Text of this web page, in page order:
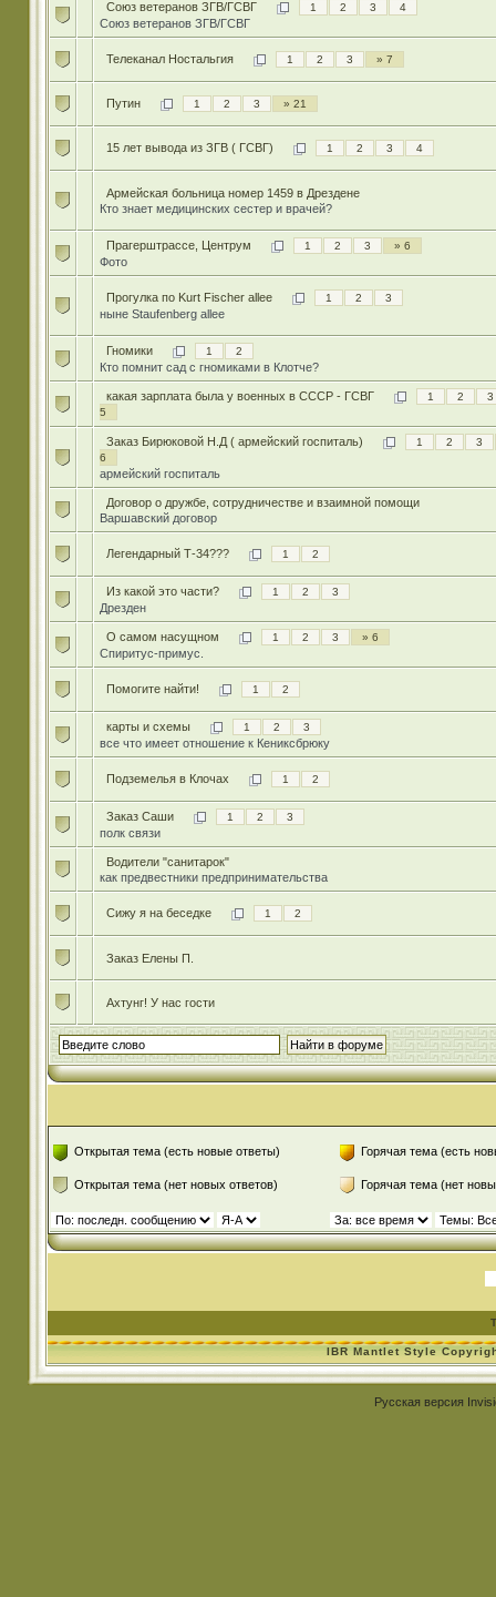
Союз ветеранов ЗГВ/ГСВГ 1 2 3 4
Союз ветеранов ЗГВ/ГСВГ
Телеканал Ностальгия 1 2 3 » 7
Путин 1 2 3 » 21
15 лет вывода из ЗГВ ( ГСВГ) 1 2 3 4
Армейская больница номер 1459 в Дрездене
Кто знает медицинских сестер и врачей?
Прагерштрассе, Центрум 1 2 3 » 6
Фото
Прогулка по Kurt Fischer allee 1 2 3
ныне Staufenberg allee
Гномики 1 2
Кто помнит сад с гномиками в Клотче?
какая зарплата была у военных в СССР - ГСВГ 1 2
3
5
Заказ Бирюковой Н.Д ( армейский госпиталь) 1 2
3
6
армейский госпиталь
Договор о дружбе, сотрудничестве и взаимной помощи
Варшавский договор
Легендарный Т-34??? 1 2
Из какой это части? 1 2 3
Дрезден
О самом насущном 1 2 3 » 6
Спиритус-примус.
Помогите найти! 1 2
карты и схемы 1 2 3
все что имеет отношение к Кениксбрюку
Подземелья в Клочах 1 2
Заказ Саши 1 2 3
полк связи
Водители "санитарок"
как предвестники предпринимательства
Сижу я на беседке 1 2
Заказ Елены П.
Ахтунг! У нас гости
Открытая тема (есть новые ответы)
Открытая тема (нет новых ответов)
Горячая тема (есть
Горячая тема (нет
IBR Mantlet Style
Русская версия